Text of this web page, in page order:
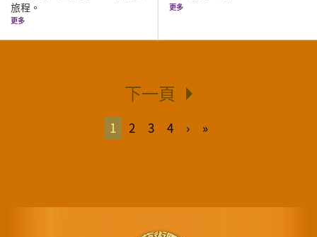
旅程。
更多
更多
下一頁
1 2 3 4 › »